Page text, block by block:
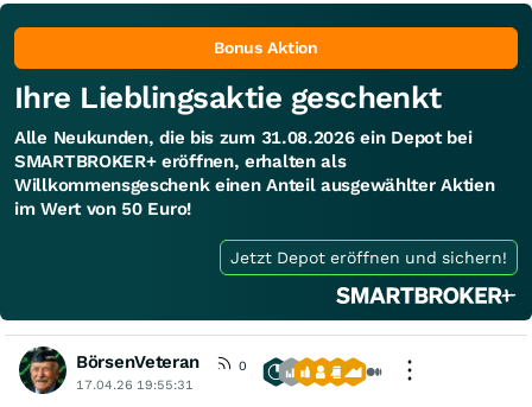
Bonus Aktion
Ihre Lieblingsaktie geschenkt
Alle Neukunden, die bis zum 31.08.2026 ein Depot bei
SMARTBROKER+ eröffnen, erhalten als
Willkommensgeschenk einen Anteil ausgewählter Aktien
im Wert von 50 Euro!
Jetzt Depot eröffnen und sichern!
BörsenVeteran
0
17.04.26 19:55:31